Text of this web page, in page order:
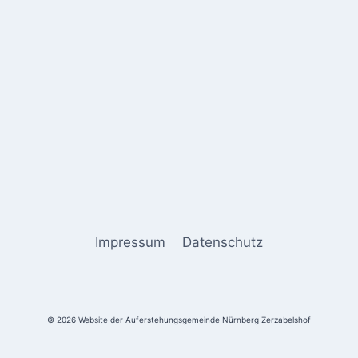
Impressum Datenschutz
© 2026 Website der Auferstehungsgemeinde Nürnberg Zerzabelshof